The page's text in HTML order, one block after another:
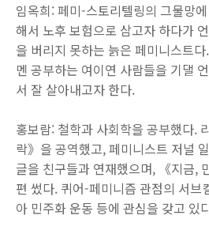
임옥희: 페미-스토리텔링의 그물망
해서 노후 보험으로 삼고자 하다가
을 버리지 못하는 늙은 페미니스트
멘 공부하는 여이연 사람들을 기댈
서 잘 살아내고자 한다.
홍보람: 철학과 사회학을 공부했다.
락》을 공역했고, 페미니스트 저널
글을 친구들과 연재했으며, 《지금,
편 썼다. 퀴어-페미니즘 관점의 서브
아 민주화 운동 등에 관심을 갖고 있